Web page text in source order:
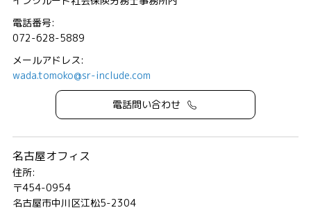
電話番号:
072-628-5889
メールアドレス:
wada.tomoko@sr-include.com
電話問い合わせ
名古屋オフィス
住所:
〒454-0954
名古屋市中川区江松5-2304